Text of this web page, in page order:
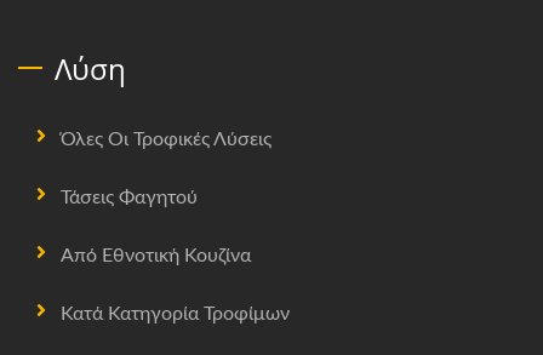
Λύση
Όλες Οι Τροφικές Λύσεις
Τάσεις Φαγητού
Από Εθνοτική Κουζίνα
Κατά Κατηγορία Τροφίμων